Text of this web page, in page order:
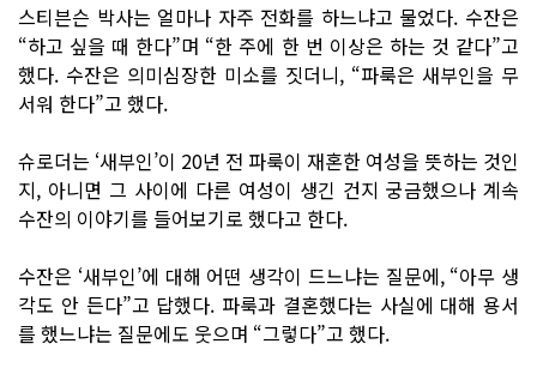
스티븐슨 박사는 얼마나 자주 전화를 하느냐고 물었다. 수잔은
“하고 싶을 때 한다”며 “한 주에 한 번 이상은 하는 것 같다”고
했다. 수잔은 의미심장한 미소를 짓더니, “파룩은 새부인을 무
서워 한다”고 했다.
슈로더는 ‘새부인’이 20년 전 파룩이 재혼한 여성을 뜻하는 것인
지, 아니면 그 사이에 다른 여성이 생긴 건지 궁금했으나 계속
수잔의 이야기를 들어보기로 했다고 한다.
수잔은 ‘새부인’에 대해 어떤 생각이 드느냐는 질문에, “아무 생
각도 안 든다”고 답했다. 파룩과 결혼했다는 사실에 대해 용서
를 했느냐는 질문에도 웃으며 “그렇다”고 했다.